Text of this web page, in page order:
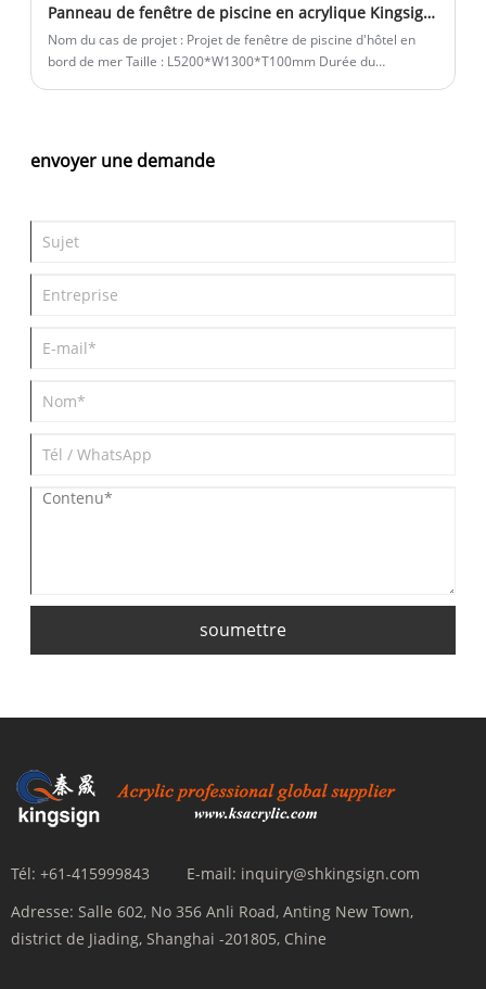
Les propriétés physiques de l'acrylique déterminent qu'il s'agit
du seul choix pour les matériaux transparents de la piscine. Il
présente les avantages suivants:
Panneau de fenêtre de piscine en acrylique Kingsign de 100 mm d'épaisseur
Nom du cas de projet : Projet de fenêtre de piscine d'hôtel en
bord de mer Taille : L5200*W1300*T100mm Durée du
envoyer une demande
soumettre
Tél: +61-415999843 E-mail: inquiry@shkingsign.com
Adresse: Salle 602, No 356 Anli Road, Anting New Town,
district de Jiading, Shanghai -201805, Chine